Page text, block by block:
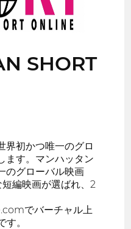
SHORT
界初かつ唯一のグロ
ます。マンハッタン
のグローバル映画
編映画が選ばれ、2
でバーチャル上
。